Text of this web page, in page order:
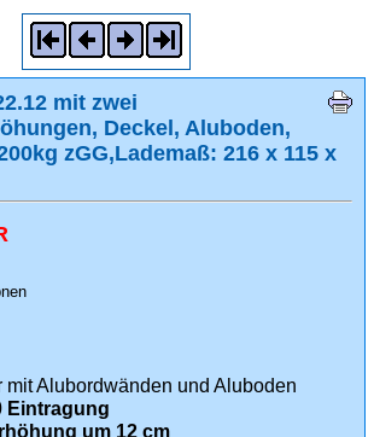
mit zwei
Deckel, Aluboden,
zGG,Lademaß: 216 x 115 x
mit Alubordwänden und Aluboden
Eintragung
um 12 cm